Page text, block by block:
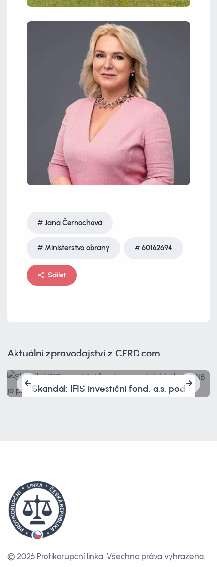
Jana Černochová
Ministerstvo obrany 60162694
Sdílet
Aktuální zpravodajství z CERD.com
Skandál: IFIS investiční fond, a.s. pod
© 2026 Protikorupční linka. Všechna práva vyhrazena.